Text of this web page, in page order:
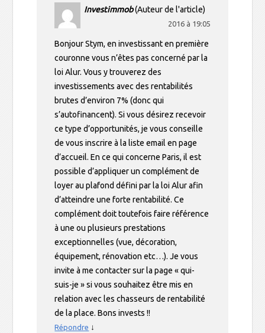
Investimmob(Auteur de l'article)
2016 à 19:05
Bonjour Stym, en investissant en première
couronne vous n’êtes pas concerné par la
loi Alur. Vous y trouverez des
investissements avec des rentabilités
brutes d’environ 7% (donc qui
s’autofinancent). Si vous désirez recevoir
ce type d’opportunités, je vous conseille
de vous inscrire à la liste email en page
d’accueil. En ce qui concerne Paris, il est
possible d’appliquer un complément de
loyer au plafond défini par la loi Alur afin
d’atteindre une forte rentabilité. Ce
complément doit toutefois faire référence
à une ou plusieurs prestations
exceptionnelles (vue, décoration,
équipement, rénovation etc…). Je vous
invite à me contacter sur la page « qui-
suis-je » si vous souhaitez être mis en
relation avec les chasseurs de rentabilité
de la place. Bons invests !!
Répondre ↓